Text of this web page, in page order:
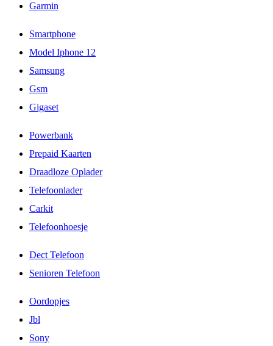
Garmin
Smartphone
Model Iphone 12
Samsung
Gsm
Gigaset
Powerbank
Prepaid Kaarten
Draadloze Oplader
Telefoonlader
Carkit
Telefoonhoesje
Dect Telefoon
Senioren Telefoon
Oordopjes
Jbl
Sony